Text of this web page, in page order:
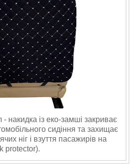
накидка із еко-замші закриває
сидіння та захищає
ніг і взуття пасажирів на
protector).